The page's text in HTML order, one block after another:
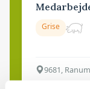
Grise
9681, Ranum